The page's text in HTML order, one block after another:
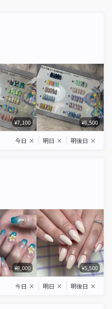
¥7,100 ¥6,500
今日 × 明日 × 明後日 ×
¥8,000 ¥5,500
今日 × 明日 × 明後日 ×